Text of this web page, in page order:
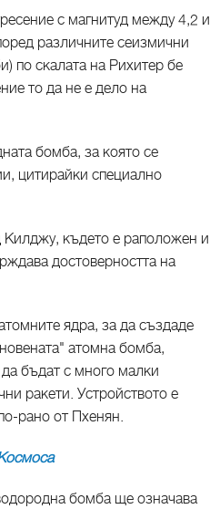
с магнитуд между 4,2 и
различните сеизмични
по скалата на Рихитер бе
то да не е дело на
бомба, за която се
цитирайки специално
Килджу, където е раположен и
достоверността на
ядра, за да създаде
атомна бомба,
бъдат с много малки
ракети. Устройството е
рано от Пхенян.
бомба ще означава